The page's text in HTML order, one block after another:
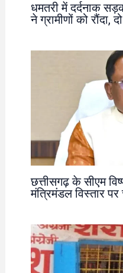
धमतरी में दर्दनाक
ने ग्रामीणों को रौंदा,
छत्तीसगढ़ के सीएम
मंत्रिमंडल विस्तार पर